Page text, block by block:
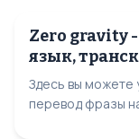
Zero gravity
язык,
Здесь вы можете
перевод фразы